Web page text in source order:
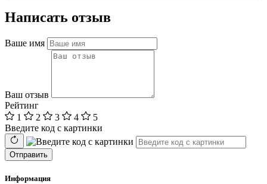
Написать отзыв
Ваше имя
Ваш отзыв
Рейтинг
1
2 3 4
5
Введите код с картинки
Отправить
Информация